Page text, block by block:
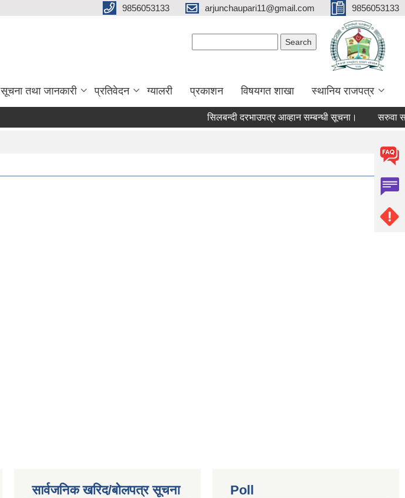
9856053133 arjunchaupari11@gmail.com 9856053133
सूचना तथा जानकारी प्रतिवेदन ग्यालरी प्रकाशन विषयगत शाखा स्थानिय राजपत्र
सिलबन्दी दरभाउपत्र आव्हान सम्बन्धी सूचना। सरुवा
सार्वजनिक खरिद/बोलपत्र सूचना Poll